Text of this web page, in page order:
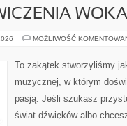
MOŻLIWOŚĆ
To zakątek stworzyliśmy
muzycznej, w którym
pasją. Jeśli szukasz
świat dźwięków albo